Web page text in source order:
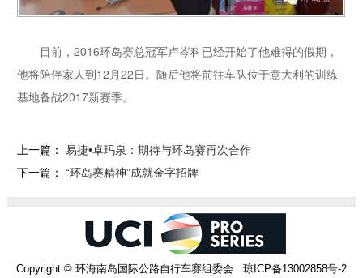
目前，2016环岛赛总冠军卢岑科已经开始了他难得的假期，
他将陪伴家人到12月22日。随后他将前往车队位于意大利的训练
基地备战2017新赛季。
上一篇：易捷•卓玛泉：期待与环岛赛再次合作
下一篇：“环岛赛精神”成就金字招牌
Copyright © 环海南岛国际公路自行车赛组委会 琼ICP备13002858号-2